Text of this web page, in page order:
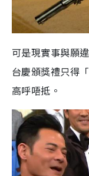
可是現實事與願
台慶頒獎禮只得
高呼唔抵。